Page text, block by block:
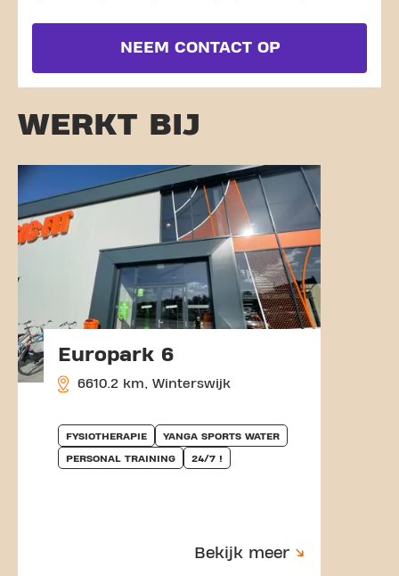
NEEM CONTACT OP
WERKT BIJ
Europark 6
6610.2 km, Winterswijk
FYSIOTHERAPIE YANGA SPORTS WATER
PERSONAL TRAINING 24/7 !
Bekijk meer